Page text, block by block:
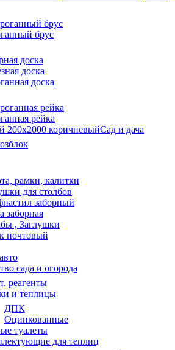
брус
брус
доска
доска
доска
рейка
рейка
Сад и дача
рамки, калитки
для столбов
заборный
заборная
, Заглушки
почтовый
сада и огорода
реагенты
и теплицы
ДПК
Оцинкованные
туалеты
для теплиц